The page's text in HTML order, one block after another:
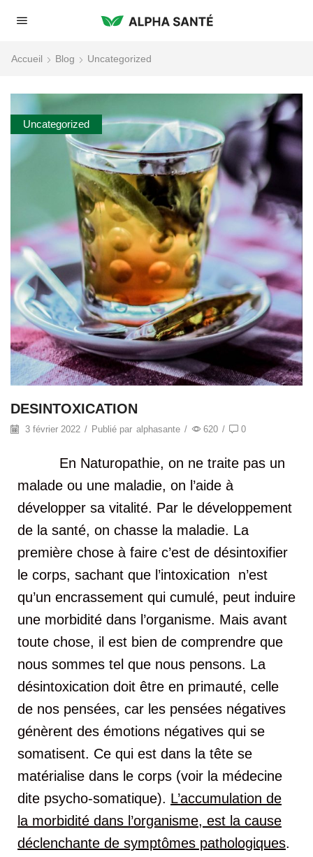
Accueil Blog Uncategorized
Uncategorized
DESINTOXICATION
3 février 2022 / Publié par alphasante / 620 / 0
En Naturopathie, on ne traite pas un
malade ou une maladie, on l’aide à
développer sa vitalité. Par le développement
de la santé, on chasse la maladie. La
première chose à faire c’est de désintoxifier
le corps, sachant que l’intoxication n’est
qu’un encrassement qui cumulé, peut induire
une morbidité dans l’organisme. Mais avant
toute chose, il est bien de comprendre que
nous sommes tel que nous pensons. La
désintoxication doit être en primauté, celle
de nos pensées, car les pensées négatives
génèrent des émotions négatives qui se
somatisent. Ce qui est dans la tête se
matérialise dans le corps (voir la médecine
dite psycho-somatique). L’accumulation de
la morbidité dans l’organisme, est la cause
déclenchante de symptômes pathologiques.